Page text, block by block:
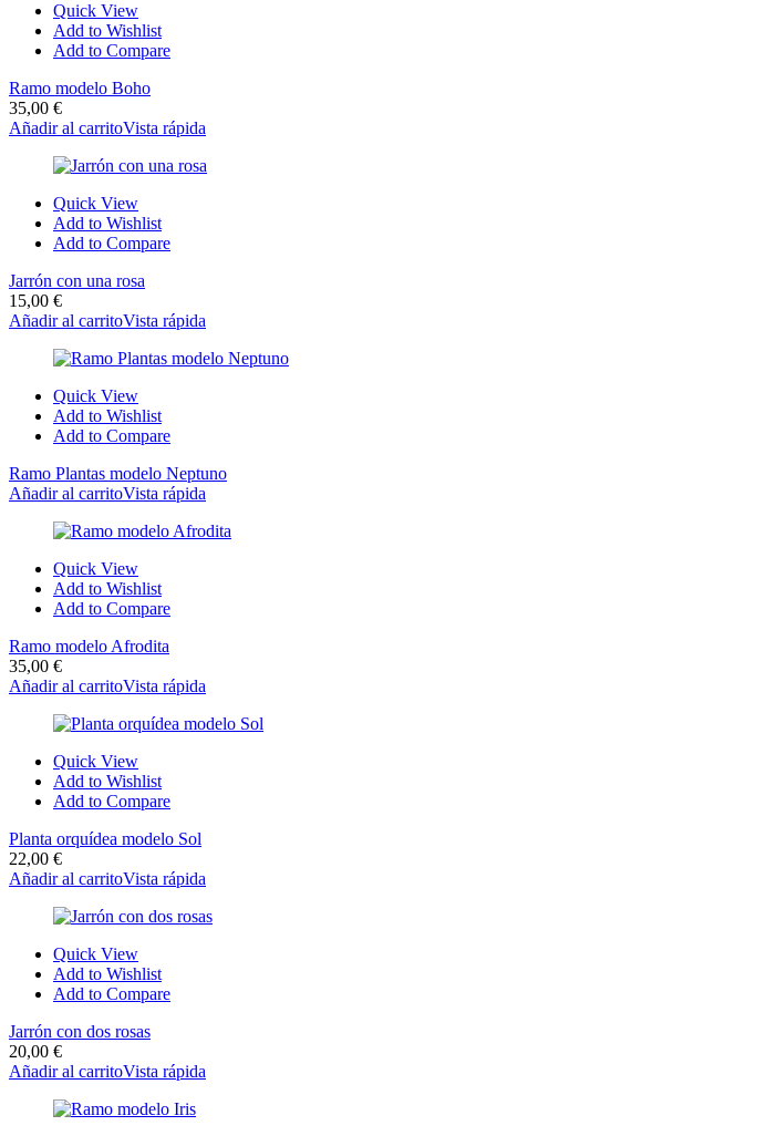
Quick View
Add to Wishlist
Add to Compare
Ramo modelo Boho
35,00 €
Añadir al carritoVista rápida
Quick View
Add to Wishlist
Add to Compare
Jarrón con una rosa
15,00 €
Añadir al carritoVista rápida
Quick View
Add to Wishlist
Add to Compare
Ramo Plantas modelo Neptuno
Añadir al carritoVista rápida
Quick View
Add to Wishlist
Add to Compare
Ramo modelo Afrodita
35,00 €
Añadir al carritoVista rápida
Quick View
Add to Wishlist
Add to Compare
Planta orquídea modelo Sol
22,00 €
Añadir al carritoVista rápida
Quick View
Add to Wishlist
Add to Compare
Jarrón con dos rosas
20,00 €
Añadir al carritoVista rápida